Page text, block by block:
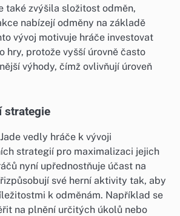
také zvýšila složitost odměn,
nabízejí odměny na základě
vývoj motivuje hráče investovat
hry, protože vyšší úrovně často
výhody, čímž ovlivňují úroveň
strategie
vedly hráče k vývoji
strategií pro maximalizaci jejich
nyní upřednostňuje účast na
své herní aktivity tak, aby
k odměnám. Například se
na plnění určitých úkolů nebo